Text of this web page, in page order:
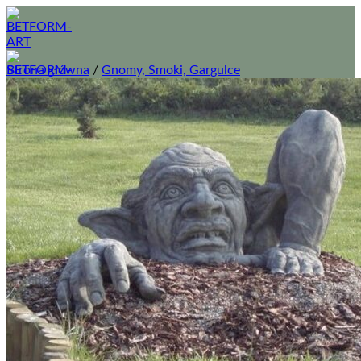
Przewiń
do
zawartości
O nas
Sklep
Wszystkie figury betonowe do ogrodu
Donice ogrodowe z betonu
Fontanny betonowe do ogrodu
Usługi
Regulamin
Prawa autorskie
Kontakt
Logowanie
Koszyk /0,00zł0
Strona główna / Gnomy, Smoki, Gargulce